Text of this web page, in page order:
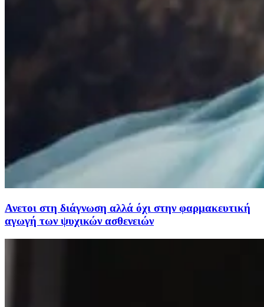
Ανετοι στη διάγνωση αλλά όχι στην φαρμακευτική
αγωγή των ψυχικών ασθενειών